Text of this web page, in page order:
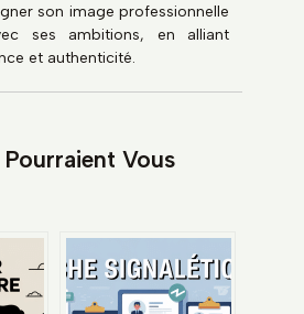
son image professionnelle
ses ambitions, en alliant
et authenticité.
Vous